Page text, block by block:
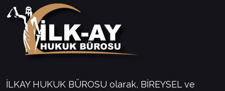
İLKAY HUKUK BÜROSU olarak, BİREYSEL ve